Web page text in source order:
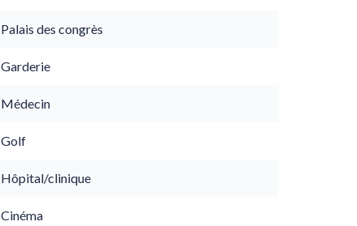
Palais des congrès
Garderie
Médecin
Golf
Hôpital/clinique
Cinéma